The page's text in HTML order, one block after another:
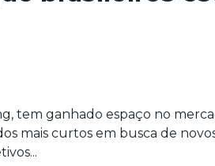
tem ganhado espaço no
mais curtos em busca de